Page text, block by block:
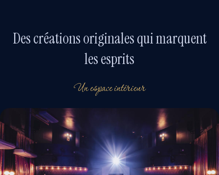
Des créations originales qui marquent
les esprits
Un espace intérieur